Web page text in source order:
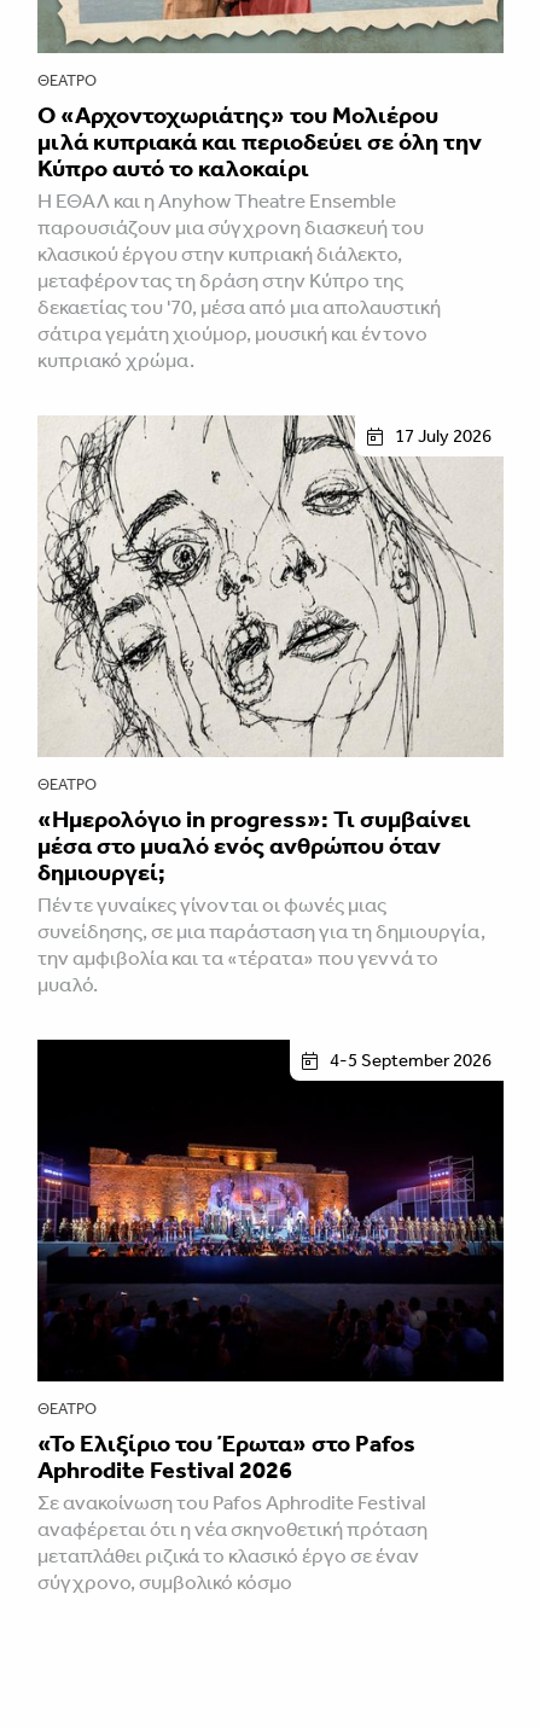
ΘΈΑΤΡΟ
Ο «Αρχοντοχωριάτης» του Μολιέρου
μιλά κυπριακά και περιοδεύει σε όλη την
Κύπρο αυτό το καλοκαίρι
Η ΕΘΑΛ και η Anyhow Theatre Ensemble
παρουσιάζουν μια σύγχρονη διασκευή του
κλασικού έργου στην κυπριακή διάλεκτο,
μεταφέροντας τη δράση στην Κύπρο της
δεκαετίας του '70, μέσα από μια απολαυστική
σάτιρα γεμάτη χιούμορ, μουσική και έντονο
κυπριακό χρώμα.
17 July 2026
ΘΈΑΤΡΟ
«Ημερολόγιο in progress»: Τι συμβαίνει
μέσα στο μυαλό ενός ανθρώπου όταν
δημιουργεί;
Πέντε γυναίκες γίνονται οι φωνές μιας
συνείδησης, σε μια παράσταση για τη δημιουργία,
την αμφιβολία και τα «τέρατα» που γεννά το
μυαλό.
4-5 September 2026
ΘΈΑΤΡΟ
«Το Ελιξίριο του Έρωτα» στο Pafos
Aphrodite Festival 2026
Σε ανακοίνωση του Pafos Aphrodite Festival
αναφέρεται ότι η νέα σκηνοθετική πρόταση
μεταπλάθει ριζικά το κλασικό έργο σε έναν
σύγχρονο, συμβολικό κόσμο